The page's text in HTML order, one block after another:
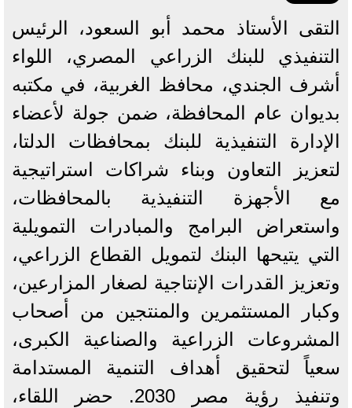
التقى الأستاذ محمد أبو السعود، الرئيس
التنفيذي للبنك الزراعي المصري، اللواء
أشرف الجندي، محافظ الغربية، في مكتبه
بديوان عام المحافظة، ضمن جولة لأعضاء
الإدارة التنفيذية للبنك بمحافظات الدلتا،
لتعزيز التعاون وبناء شراكات استراتيجية
مع الأجهزة التنفيذية بالمحافظات،
واستعراض البرامج والمبادرات التمويلية
التي يتيحها البنك لتمويل القطاع الزراعي،
وتعزيز القدرات الإنتاجية لصغار المزارعين،
وكبار المستثمرين والمنتجين من أصحاب
المشروعات الزراعية والصناعية الكبرى،
سعياً لتحقيق أهداف التنمية المستدامة
وتنفيذ رؤية مصر 2030. حضر اللقاء،